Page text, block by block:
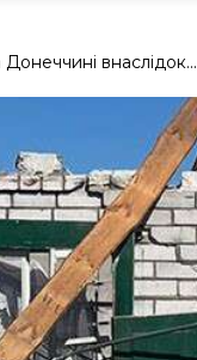
внаслідок...